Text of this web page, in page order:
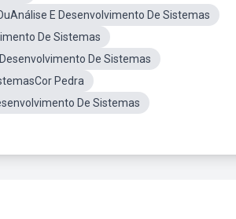
E Desenvolvimento De Sistemas
De Sistemas
De Sistemas
Pedra
De Sistemas